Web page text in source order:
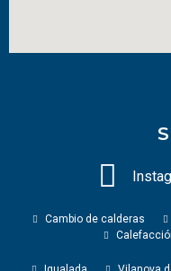
Cambio de calderas